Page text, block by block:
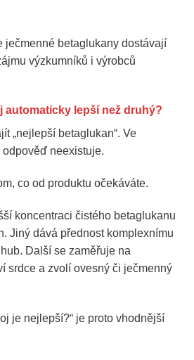
ječmenné betaglukany dostávají
výzkumníků i výrobců
automaticky lepší než druhý?
„nejlepší betaglukan“. Ve
neexistuje.
co od produktu očekáváte.
koncentraci čistého betaglukanu
Jiný dává přednost komplexnímu
Další se zaměřuje na
srdce a zvolí ovesný či ječmenný
je nejlepší?“ je proto vhodnější